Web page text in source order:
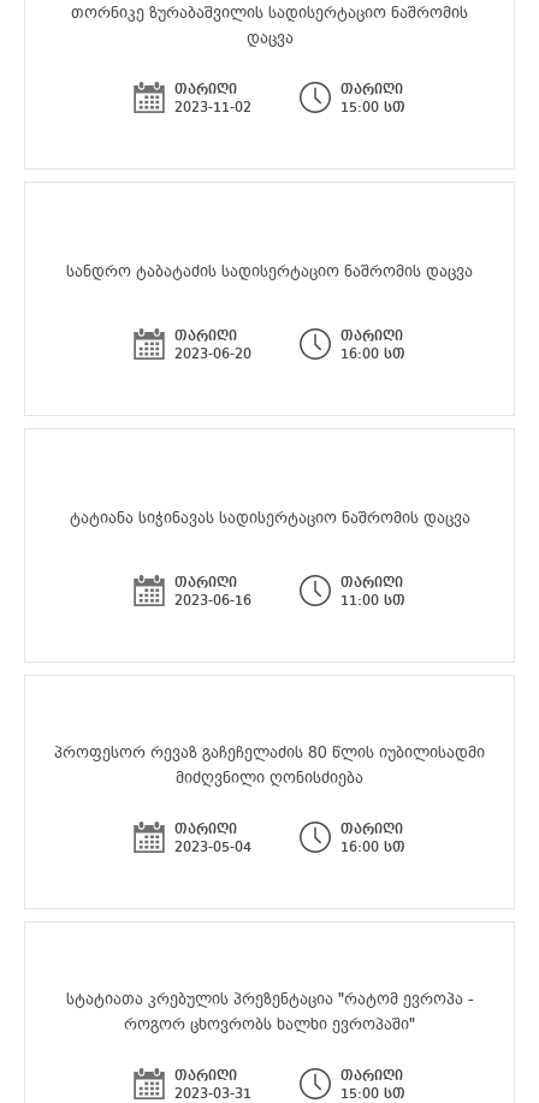
თორნიკე ზურაბაშვილის სადისერტაციო ნაშრომის
დაცვა
თარიღი
2023-11-02
თარიღი
15:00 სთ
სანდრო ტაბატაძის სადისერტაციო ნაშრომის დაცვა
თარიღი
2023-06-20
თარიღი
16:00 სთ
ტატიანა სიჭინავას სადისერტაციო ნაშრომის დაცვა
თარიღი
2023-06-16
თარიღი
11:00 სთ
პროფესორ რევაზ გაჩეჩელაძის 80 წლის იუბილისადმი
მიძღვნილი ღონისძიება
თარიღი
2023-05-04
თარიღი
16:00 სთ
სტატიათა კრებულის პრეზენტაცია "რატომ ევროპა -
როგორ ცხოვრობს ხალხი ევროპაში"
თარიღი
2023-03-31
თარიღი
15:00 სთ